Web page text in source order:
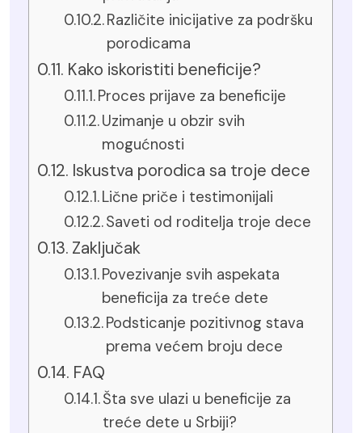
Različite inicijative za podršku
porodicama
Kako iskoristiti beneficije?
Proces prijave za beneficije
Uzimanje u obzir svih
mogućnosti
Iskustva porodica sa troje dece
Lične priče i testimonijali
Saveti od roditelja troje dece
Zaključak
Povezivanje svih aspekata
beneficija za treće dete
Podsticanje pozitivnog stava
prema većem broju dece
FAQ
Šta sve ulazi u beneficije za
treće dete u Srbiji?